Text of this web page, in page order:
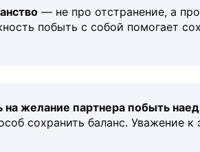
— не про отстранение, а
побыть с собой помогает
желание партнера побыть
сохранить баланс. Уважение к